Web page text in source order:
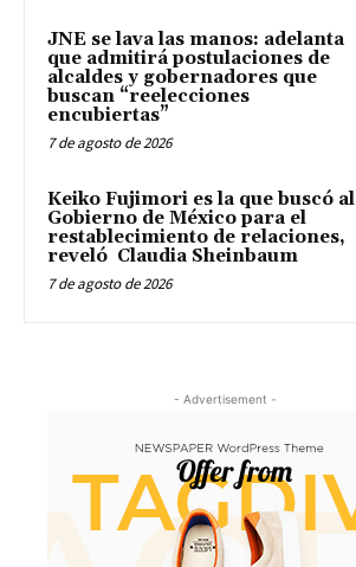
JNE se lava las manos: adelanta
que admitirá postulaciones de
alcaldes y gobernadores que
buscan “reelecciones
encubiertas”
7 de agosto de 2026
Keiko Fujimori es la que buscó al
Gobierno de México para el
restablecimiento de relaciones,
reveló Claudia Sheinbaum
7 de agosto de 2026
- Advertisement -